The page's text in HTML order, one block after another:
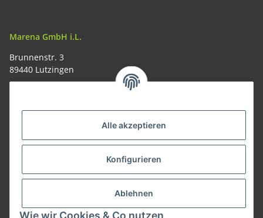
Alle akzeptieren
Konfigurieren
Ablehnen
Wie wir Cookies & Co nutzen
Marena GmbH i.L.
Brunnenstr. 3
89440 Lutzingen